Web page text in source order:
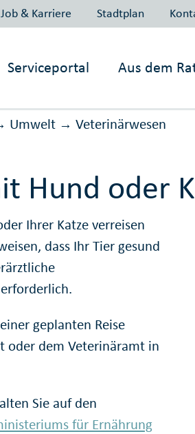
Job & Karriere Stadtplan
Serviceportal Aus dem
Umwelt → Veterinär­wesen
Hund oder
Ihrer Katze verreisen
dass Ihr Tier gesund
geplanten Reise
oder dem Veterinäramt in
Sie auf den
für Ernährung